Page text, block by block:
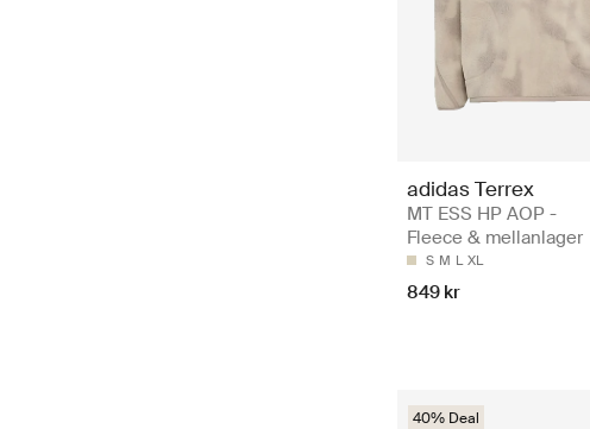
adidas Terrex
MT ESS HP AOP -
Fleece & mellanlager
S M L XL
849 kr
40% Deal